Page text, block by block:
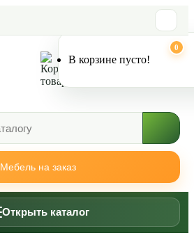
Мебель на заказ
0
В корзине пусто!
Открыть каталог